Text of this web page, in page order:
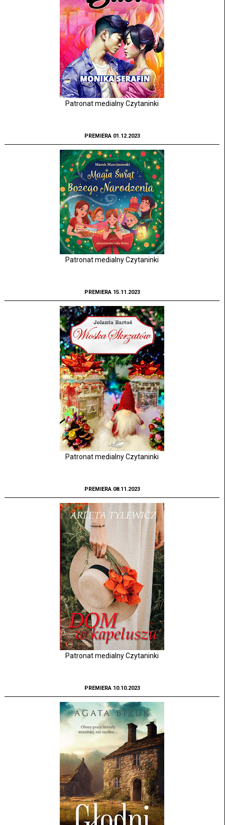
Patronat medialny Czytaninki
PREMIERA 01.12.2023
Patronat medialny Czytaninki
PREMIERA 15.11.2023
Patronat medialny Czytaninki
PREMIERA 08.11.2023
Patronat medialny Czytaninki
PREMIERA 10.10.2023